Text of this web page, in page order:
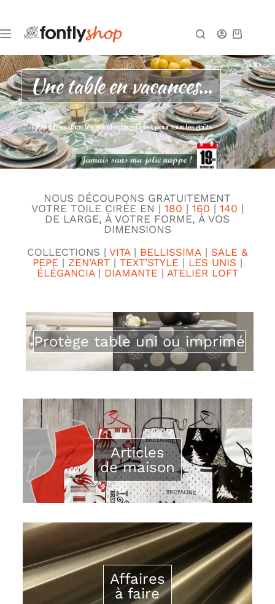
Une table en vacances...
Toiles cirées dans les grandes largeurs et pour tous les goûts
NOUS DÉCOUPONS GRATUITEMENT
VOTRE TOILE CIRÉE EN | 180 | 160 | 140 |
DE LARGE, À VOTRE FORME, À VOS
DIMENSIONS
COLLECTIONS | VITA| BELLISSIMA | SALE &
PEPE | ZEN’ART| TEXT’STYLE | LES UNIS |
ÉLÉGANCIA| DIAMANTE | ATELIER LOFT
Protège table uni ou imprimé
Articles
de maison
Affaires
à faire